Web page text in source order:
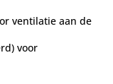
ventilatie aan de
voor